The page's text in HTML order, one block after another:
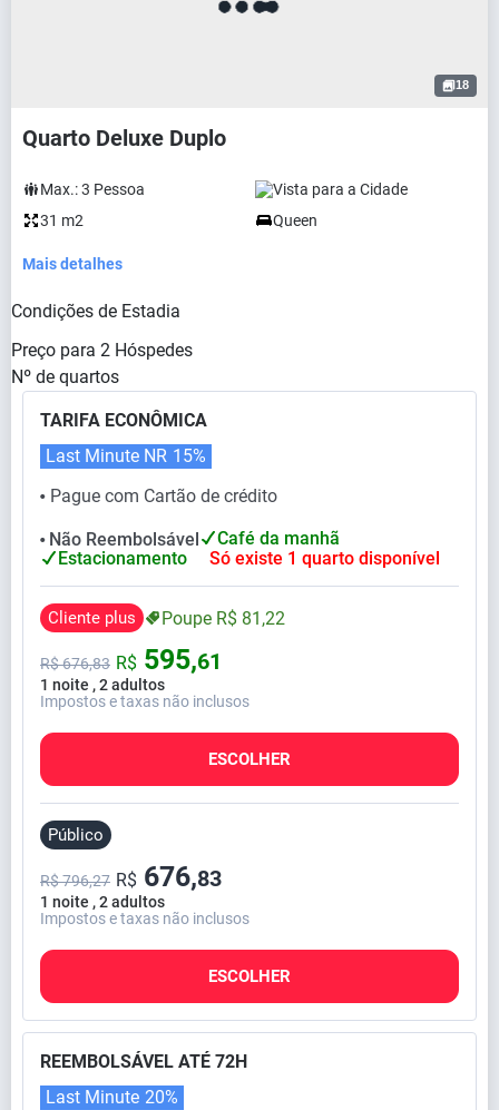
18
Quarto Deluxe Duplo
Max.:3 Pessoa
Vista para a Cidade
31 m2
Queen
Mais detalhes
Condições de Estadia
Preço para 2 Hóspedes
Nº de quartos
TARIFA ECONÔMICA
⬤ Pague com Cartão de crédito
Last Minute NR 15%
⬤ Não Reembolsável
Café da manhã
Estacionamento
Só existe 1 quarto disponível
Cliente plus Poupe R$ 81,22
1 noite , 2 adultos
R$676,83 R$ 595,61
Impostos e taxas não inclusos
ESCOLHER
Público
1 noite , 2 adultos
R$ 796,27 R$ 676,83
Impostos e taxas não inclusos
ESCOLHER
REEMBOLSÁVEL ATÉ 72H
Last Minute 20%